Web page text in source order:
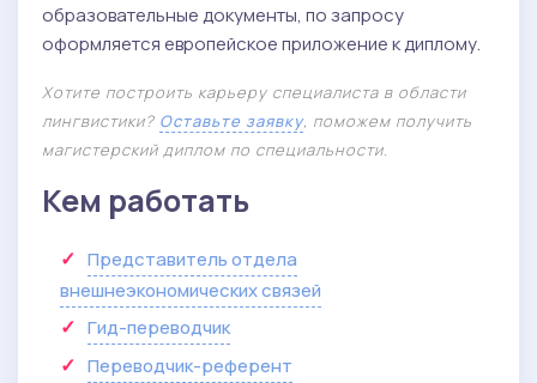
образовательные документы, по запросу
оформляется европейское приложение к диплому.
Хотите построить карьеру специалиста в области
лингвистики? Оставьте заявку, поможем получить
магистерский диплом по специальности.
Кем работать
Представитель отдела
внешнеэкономических связей
Гид-переводчик
Переводчик-референт